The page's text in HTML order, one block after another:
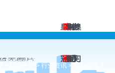
皇
冠
皇
冠
案
例
集
团
与
配
中
心
山
美
澳
门
>行业资讯 >